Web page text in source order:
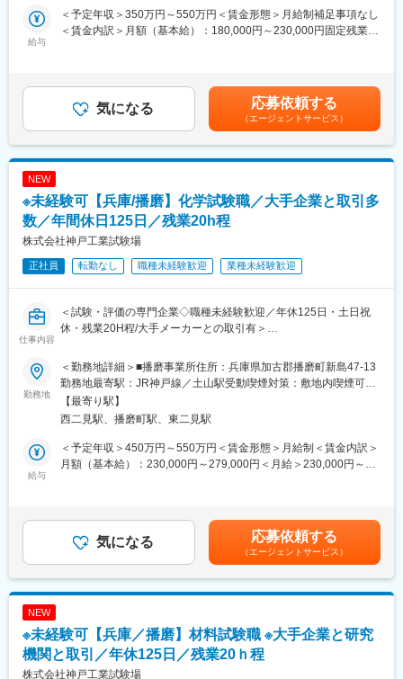
力です。
・介在価値…完成品が動くかどうかの検査ではなく、世の中に出
となる前に、自分たちがその製品に携われることは大きな魅力で
あり、最大の面白さです。
スタートします。営業未経験から入社した方でも、3か月目には1
人で出て対応できるようになり、中途入社も多く聞きやすい環境
土日祝休みでメリハリをつけて働くことができ、『産休育休制
度』『退職金制度』等福利厚生も充実しています。
規事業にも積極的です！
■業務内容：
ト」の提案営業をお任せします。導入が決定した際には導入フォ
ざいません。
・医療機関と年間契約を結ぶ為、契約単価が非常に高くなりま
す。そのため、数字を追い求めるような営業ではなく、提案から
アフターフォローまでしっかりと対応し、顧客との関係を構築す
ることが大切な営業スタイルです。
・賞与は目標に対する達成率で決まり、昨年度の賞与平均は4.5か
月分、加えて決算賞与が平均30万円支給されています。頑張った
ックボーンとして存在しているため、同じ医療機関として信頼性
も高く非常に動きやすい環境です。
超高齢者社会をむかえた昨今、医療機関及び介護施設の社会的役
介護施設の経営サポートを通じて培った経験を生かすと同時に、
手の届きにくい部分の充実化を図り、在宅におけるご高齢者様の
豊かな生活の実現を目指します。
給与
＜予定年収＞350万円～550万円＜賃金形態＞月給制補足事項なし
＜賃金内訳＞月額（基本給）：180,000円～230,000円固定残業手
給与補足＞※給与詳細は、キャリア・年齢・経験など考慮の上決定
します。■賞与：年2回■決算賞与※業績に応じて支給■昇給：あり
賃金はあくまでも目安の金額であり、選考を通じて上下する可能
性があります。月給(月額)は固定手当を含めた表記です。
気になる 応募依頼する
（エージェントサービス）
NEW
※未経験可【兵庫/播磨】化学試験職／大手企業と取引多
数／年間休日125日／残業20h程
株式会社神戸工業試験場
正社員 転勤なし 職種未経験歓迎 業種未経験歓迎
仕事内容
＜試験・評価の専門企業◇職種未経験歓迎／年休125日・土日祝
休・残業20H程/大手メーカーとの取引有＞
■業務内容：発電施設、自動車、航空機などに用いられる各種工業
材料の試験評価業務を担当いただきます。主に、化学試験（環境
試験・腐食試験・化工試験・電池評価試験）をお任せ致します。
■業務詳細：
【業務内容】
・電池評価試験（次世代エネルギーの安全性確認）： 充放電装
置、熱衝撃試験機、振動試験機などを駆使した特性評価。過酷な
環境下での電池の挙動を数値化し、安全性を支えます。
（GC）や質量分析計（GCMS）を用いた化学分析。目に見えない
成分を特定し、品質の裏付けを行います。
勤務地
＜勤務地詳細＞■播磨事業所住所：兵庫県加古郡播磨町新島47-13
勤務地最寄駅：JR神戸線／土山駅受動喫煙対策：敷地内喫煙可能
場所あり
【最寄り駅】
西二見駅、播磨町駅、東二見駅
給与
＜予定年収＞450万円～550万円＜賃金形態＞月給制＜賃金内訳＞
月額（基本給）：230,000円～279,000円＜月給＞230,000円～
賃金はあくまでも目安の金額であり、選考を通じて上下する可能
性があります。月給(月額)は固定手当を含めた表記です。
気になる 応募依頼する
（エージェントサービス）
NEW
※未経験可【兵庫／播磨】材料試験職 ※大手企業と研究
機関と取引／年休125日／残業20ｈ程
株式会社神戸工業試験場